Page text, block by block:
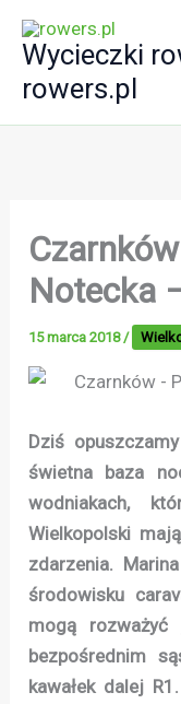
Przejdź
Wycieczki
rowers.pl
Notecka
15 marca 2018 /
Dziś opuszczamy
świetna baza
wodniakach,
Wielkopolski
zdarzenia.
środowisku
mogą
bezpośrednim
kawałek dalej